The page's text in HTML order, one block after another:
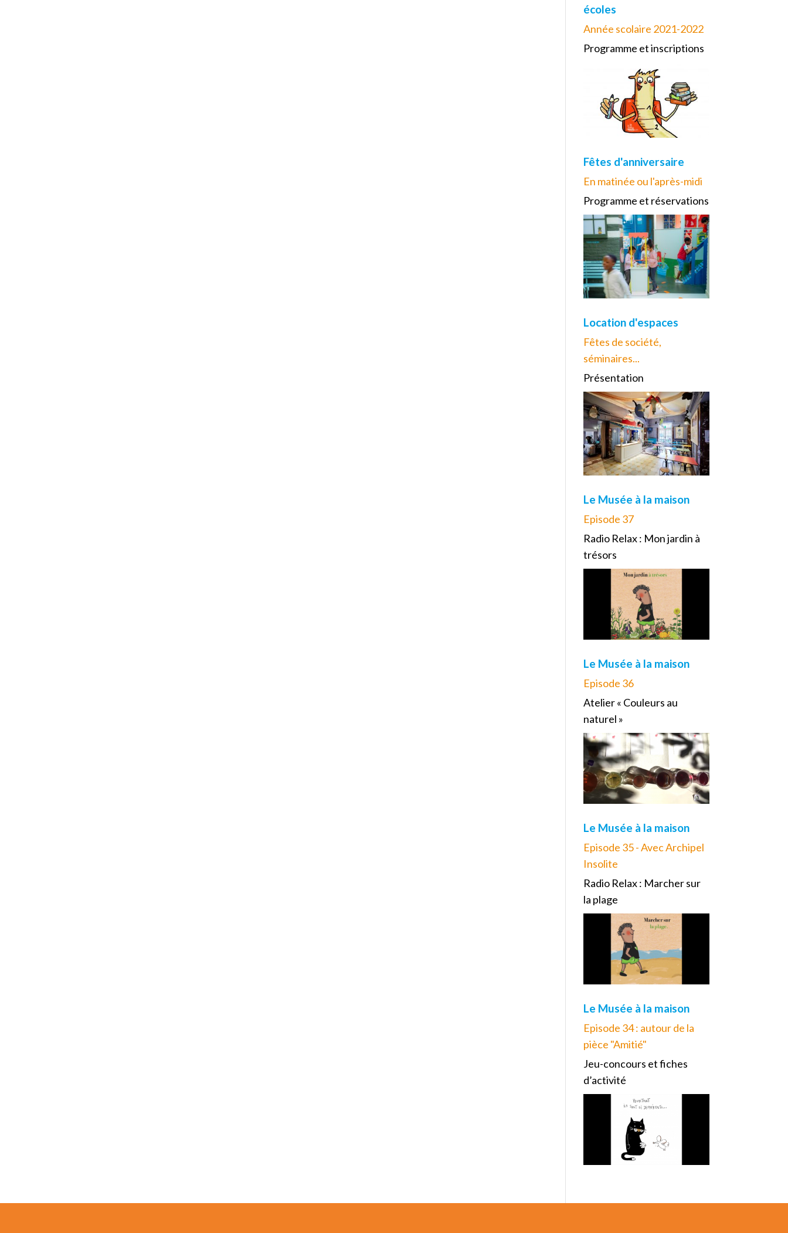
écoles
Année scolaire 2021-2022
Programme et inscriptions
Fêtes d'anniversaire
En matinée ou l'après-midi
Programme et réservations
Location d'espaces
Fêtes de société,
séminaires...
Présentation
Le Musée à la maison
Episode 37
Radio Relax : Mon jardin à
trésors
Le Musée à la maison
Episode 36
Atelier « Couleurs au
naturel »
Le Musée à la maison
Episode 35 - Avec Archipel
Insolite
Radio Relax : Marcher sur
la plage
Le Musée à la maison
Episode 34 : autour de la
pièce "Amitié"
Jeu-concours et fiches
d’activité